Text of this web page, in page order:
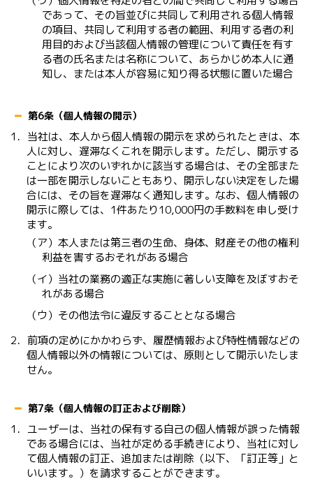
であって、その旨並びに共同して利用される個人情報
の項目、共同して利用する者の範囲、利用する者の利
用目的および当該個人情報の管理について責任を有す
る者の氏名または名称について、あらかじめ本人に通
知し、または本人が容易に知り得る状態に置いた場合
第6条（個人情報の開示）
1．当社は、本人から個人情報の開示を求められたときは、本
人に対し、遅滞なくこれを開示します。ただし、開示する
ことにより次のいずれかに該当する場合は、その全部また
は一部を開示しないこともあり、開示しない決定をした場
合には、その旨を遅滞なく通知します。なお、個人情報の
開示に際しては、1件あたり10,000円の手数料を申し受け
ます。
（ア）本人または第三者の生命、身体、財産その他の権利
利益を害するおそれがある場合
（イ）当社の業務の適正な実施に著しい支障を及ぼすおそ
れがある場合
（ウ）その他法令に違反することとなる場合
2．前項の定めにかかわらず、履歴情報および特性情報などの
個人情報以外の情報については、原則として開示いたしま
せん。
第7条（個人情報の訂正および削除）
1．ユーザーは、当社の保有する自己の個人情報が誤った情報
である場合には、当社が定める手続きにより、当社に対し
て個人情報の訂正、追加または削除（以下、「訂正等」と
いいます。）を請求することができます。